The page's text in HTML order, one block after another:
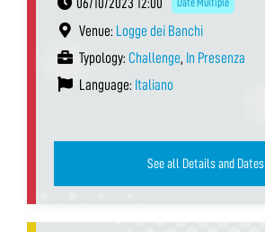
Venue: Logge dei Banchi
Typology: Challenge, In Presenza
Language: Italiano
See all Details and Dates